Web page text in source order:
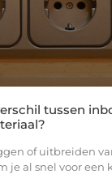
tussen
of uitbreiden
je al snel voor een